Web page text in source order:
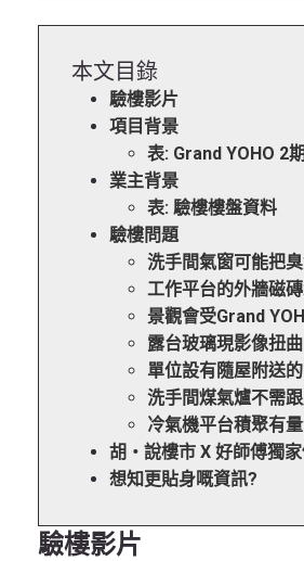
本文目錄
驗樓影片
項目背景
表: Grand YOHO 2
業主背景
表: 驗樓樓盤資料
驗樓問題
洗手間氣窗可能把
工作平台的外牆磁
景觀會受Grand
露台玻璃現影像扭曲
單位設有隨屋附送
洗手間煤氣爐不需
冷氣機平台積聚有
胡‧說樓市 X 好師傅獨
想知更貼身嘅資訊?
驗樓影片